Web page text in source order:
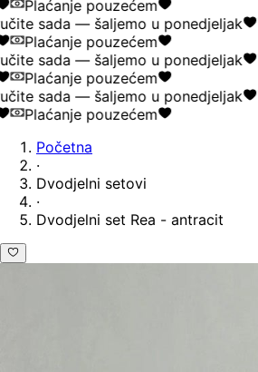
Plaćanje pouzećem
sada — šaljemo u ponedjeljak
Plaćanje pouzećem
sada — šaljemo u ponedjeljak
Plaćanje pouzećem
sada — šaljemo u ponedjeljak
Plaćanje pouzećem
Početna
·
Dvodjelni setovi
·
Dvodjelni set Rea - antracit